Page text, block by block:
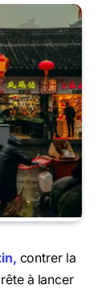
contrer la
à lancer